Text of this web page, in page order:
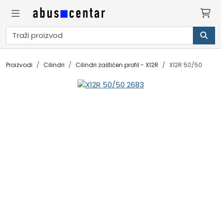
Proizvodi Cilindri Cilindri zaštićen profil - X12R X12R 50/50